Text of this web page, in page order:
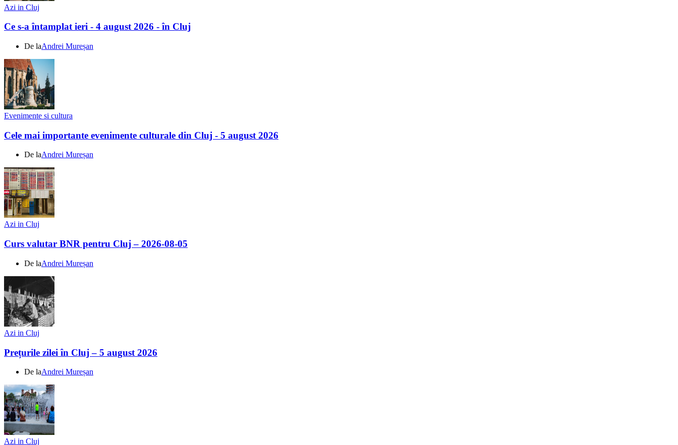
Azi in Cluj
Ce s-a întamplat ieri - 4 august 2026 - în Cluj
De laAndrei Mureșan
Evenimente si cultura
Cele mai importante evenimente culturale din Cluj - 5 august 2026
De laAndrei Mureșan
Azi in Cluj
Curs valutar BNR pentru Cluj – 2026-08-05
De laAndrei Mureșan
Azi in Cluj
Prețurile zilei în Cluj – 5 august 2026
De laAndrei Mureșan
Azi in Cluj